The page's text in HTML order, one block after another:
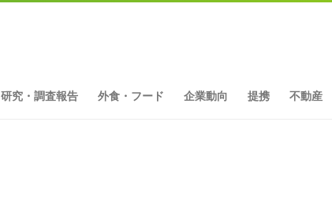
研究・調査報告 外食・フード 企業動向 提携 不動産